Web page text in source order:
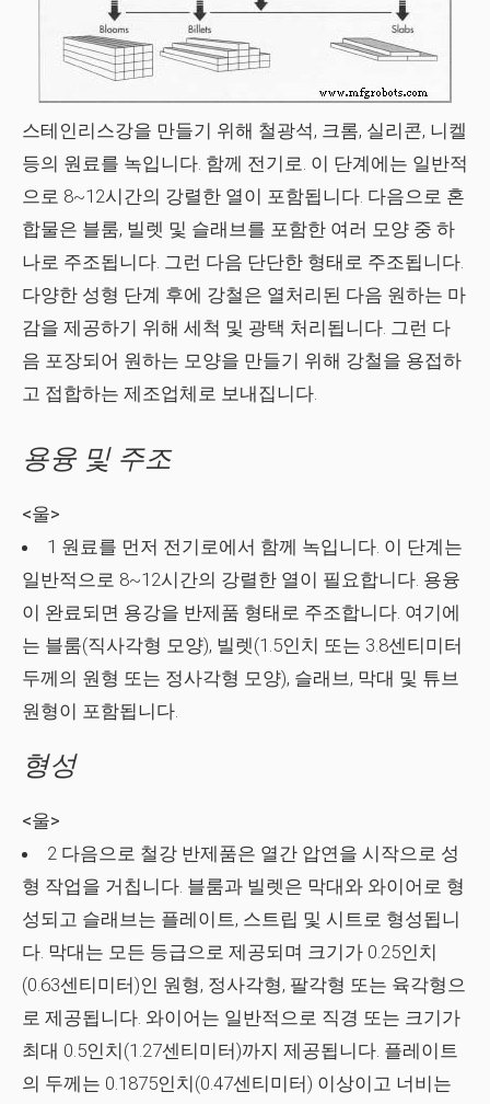
스테인리스강을 만들기 위해 철광석, 크롬, 실리콘, 니켈
등의 원료를 녹입니다. 함께 전기로. 이 단계에는 일반적
으로 8~12시간의 강렬한 열이 포함됩니다. 다음으로 혼
합물은 블룸, 빌렛 및 슬래브를 포함한 여러 모양 중 하
나로 주조됩니다. 그런 다음 단단한 형태로 주조됩니다.
다양한 성형 단계 후에 강철은 열처리된 다음 원하는 마
감을 제공하기 위해 세척 및 광택 처리됩니다. 그런 다
음 포장되어 원하는 모양을 만들기 위해 강철을 용접하
고 접합하는 제조업체로 보내집니다.
용융 및 주조
<울>
1 원료를 먼저 전기로에서 함께 녹입니다. 이 단계는
일반적으로 8~12시간의 강렬한 열이 필요합니다. 용융
이 완료되면 용강을 반제품 형태로 주조합니다. 여기에
는 블룸(직사각형 모양), 빌렛(1.5인치 또는 3.8센티미터
두께의 원형 또는 정사각형 모양), 슬래브, 막대 및 튜브
원형이 포함됩니다.
형성
<울>
2 다음으로 철강 반제품은 열간 압연을 시작으로 성
형 작업을 거칩니다. 블룸과 빌렛은 막대와 와이어로 형
성되고 슬래브는 플레이트, 스트립 및 시트로 형성됩니
다. 막대는 모든 등급으로 제공되며 크기가 0.25인치
(0.63센티미터)인 원형, 정사각형, 팔각형 또는 육각형으
로 제공됩니다. 와이어는 일반적으로 직경 또는 크기가
최대 0.5인치(1.27센티미터)까지 제공됩니다. 플레이트
의 두께는 0.1875인치(0.47센티미터) 이상이고 너비는